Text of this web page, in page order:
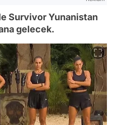
Survivor Yunanistan
gelecek.